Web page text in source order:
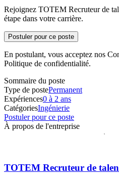
Rejoignez TOTEM Recruteur de
étape dans votre carrière.
Postuler pour ce poste
En postulant, vous acceptez nos
Politique de confidentialité.
Sommaire du poste
Type de postePermanent
Expériences0 à 2 ans
CatégoriesIngénierie
Postuler pour ce poste
À propos de l'entreprise
TOTEM Recruteur de